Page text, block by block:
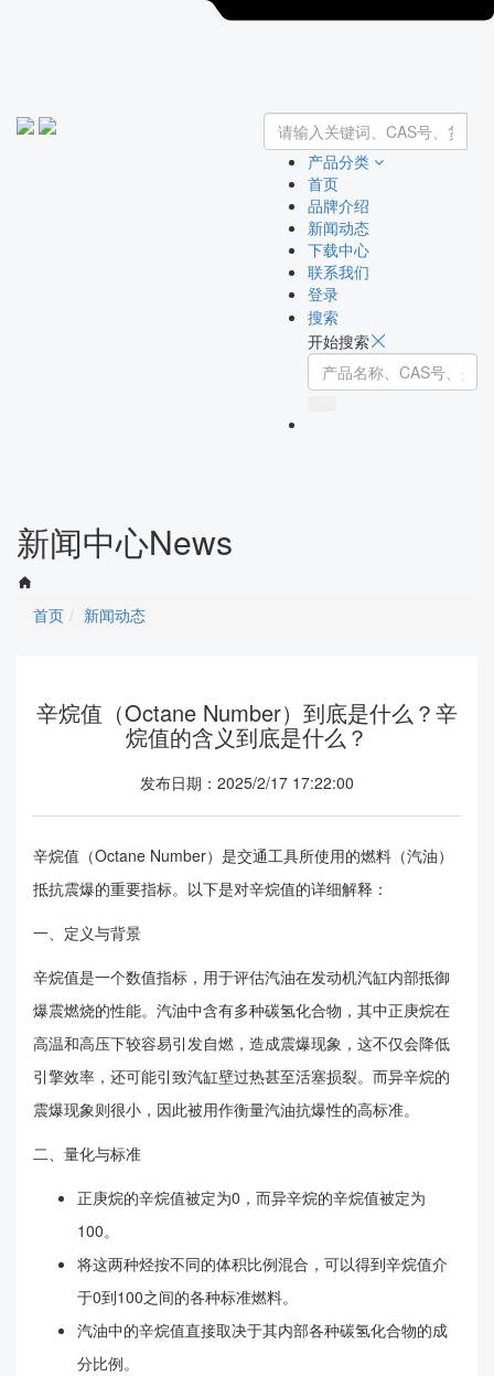
产品分类
首页
品牌介绍
新闻动态
下载中心
联系我们
登录
搜索
开始搜索
新闻中心News
首页 新闻动态
辛烷值（Octane Number）到底是什么？辛
烷值的含义到底是什么？
发布日期：2025/2/17 17:22:00
辛烷值（Octane Number）是交通工具所使用的燃料（汽油）
抵抗震爆的重要指标。以下是对辛烷值的详细解释：
一、定义与背景
辛烷值是一个数值指标，用于评估汽油在发动机汽缸内部抵御
爆震燃烧的性能。汽油中含有多种碳氢化合物，其中正庚烷在
高温和高压下较容易引发自燃，造成震爆现象，这不仅会降低
引擎效率，还可能引致汽缸壁过热甚至活塞损裂。而异辛烷的
震爆现象则很小，因此被用作衡量汽油抗爆性的高标准。
二、量化与标准
正庚烷的辛烷值被定为0，而异辛烷的辛烷值被定为
100。
将这两种烃按不同的体积比例混合，可以得到辛烷值介
于0到100之间的各种标准燃料。
汽油中的辛烷值直接取决于其内部各种碳氢化合物的成
分比例。